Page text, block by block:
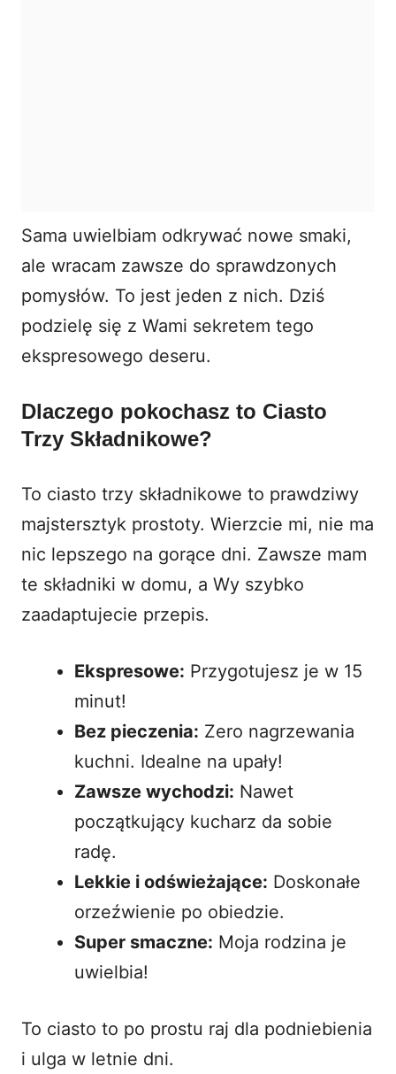
Sama uwielbiam odkrywać nowe smaki,
ale wracam zawsze do sprawdzonych
pomysłów. To jest jeden z nich. Dziś
podzielę się z Wami sekretem tego
ekspresowego deseru.
Dlaczego pokochasz to Ciasto
Trzy Składnikowe?
To ciasto trzy składnikowe to prawdziwy
majstersztyk prostoty. Wierzcie mi, nie ma
nic lepszego na gorące dni. Zawsze mam
te składniki w domu, a Wy szybko
zaadaptujecie przepis.
Ekspresowe: Przygotujesz je w 15
minut!
Bez pieczenia: Zero nagrzewania
kuchni. Idealne na upały!
Zawsze wychodzi: Nawet
początkujący kucharz da sobie
radę.
Lekkie i odświeżające: Doskonałe
orzeźwienie po obiedzie.
Super smaczne: Moja rodzina je
uwielbia!
To ciasto to po prostu raj dla podniebienia
i ulga w letnie dni.